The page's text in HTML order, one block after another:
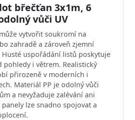
břečťan 3x1m, 6
vůči UV
vytvořit soukromí na
zahradě a zároveň zjemní
uspořádání listů poskytuje
pohledy i větrem. Realistický
přirozeně v moderních i
Materiál PP je odolný vůči
a nevyžaduje zalévání ani
lze snadno spojovat a